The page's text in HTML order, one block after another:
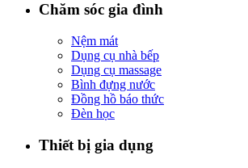
Chăm sóc gia đình
Nệm mát
Dụng cụ nhà bếp
Dụng cụ massage
Bình đựng nước
Đồng hồ báo thức
Đèn học
Thiết bị gia dụng